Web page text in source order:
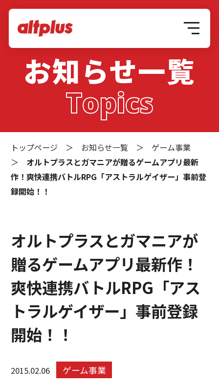
お知らせ一覧
Topics
トップページ ＞ お知らせ一覧 ＞ ゲーム事業
＞ オルトプラスとガマニアが贈るゲームアプリ最新
作！爽快連携バトルRPG「アストラルゲイザー」事前登
録開始！！
オルトプラスとガマニアが
贈るゲームアプリ最新作！
爽快連携バトルRPG「アス
トラルゲイザー」事前登録
開始！！
2015.02.06 ゲーム事業